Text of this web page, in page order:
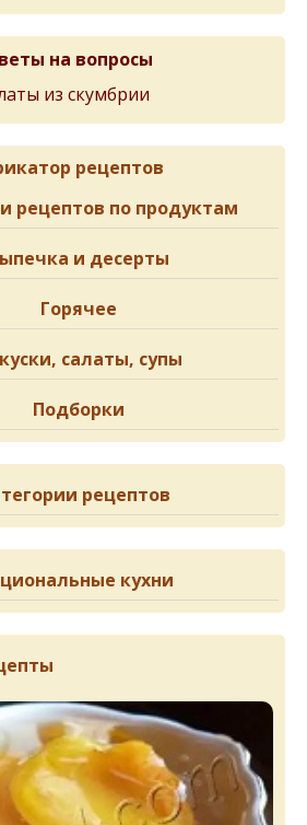
на вопросы
из скумбрии
рецептов
рецептов по продуктам
и десерты
Горячее
салаты, супы
Подборки
рецептов
кухни